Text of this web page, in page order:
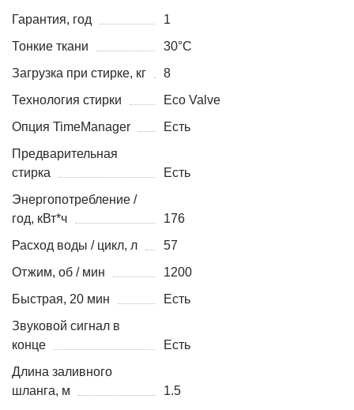
Гарантия, год
1
Тонкие ткани
30°C
Загрузка при стирке, кг
8
Технология стирки
Eco Valve
Опция TimeManager
Есть
Предварительная
стирка
Есть
Энергопотребление /
год, кВт*ч
176
Расход воды / цикл, л
57
Отжим, об / мин
1200
Быстрая, 20 мин
Есть
Звуковой сигнал в
конце
Есть
Длина заливного
шланга, м
1.5